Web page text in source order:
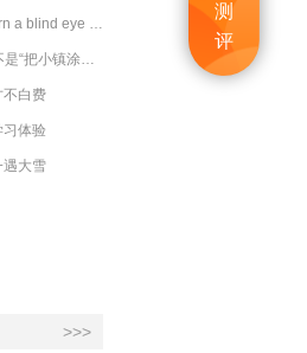
测
评
不白费
体验
遇大雪
>>>